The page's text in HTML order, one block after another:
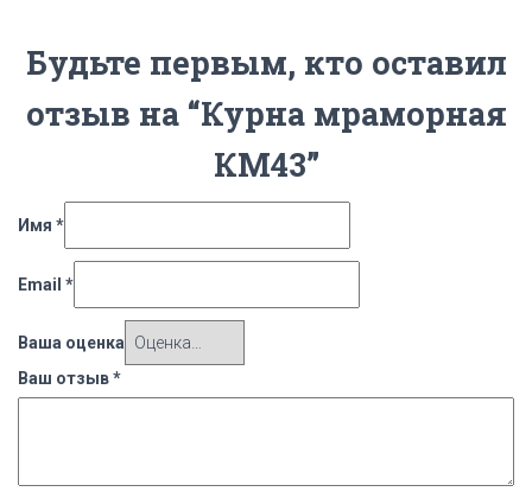
Будьте первым, кто оставил
отзыв на “Курна мраморная
КМ43”
Имя *
Email *
Ваша оценка
Ваш отзыв*